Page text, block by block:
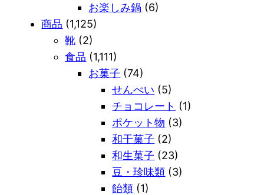
お楽しみ鍋 (6)
商品 (1,125)
靴 (2)
食品 (1,111)
お菓子 (74)
せんべい (5)
チョコレート (1)
ポケット物 (3)
和干菓子 (2)
和生菓子 (23)
豆・珍味類 (3)
飴類 (1)